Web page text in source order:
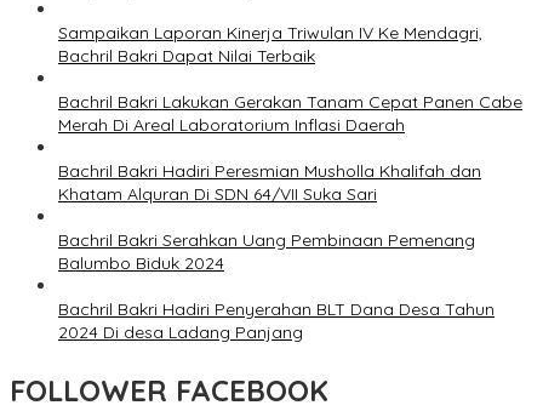
Sampaikan Laporan Kinerja Triwulan IV Ke Mendagri,
Bachril Bakri Dapat Nilai Terbaik
Bachril Bakri Lakukan Gerakan Tanam Cepat Panen Cabe
Merah Di Areal Laboratorium Inflasi Daerah
Bachril Bakri Hadiri Peresmian Musholla Khalifah dan
Khatam Alquran Di SDN 64/VII Suka Sari
Bachril Bakri Serahkan Uang Pembinaan Pemenang
Balumbo Biduk 2024
Bachril Bakri Hadiri Penyerahan BLT Dana Desa Tahun
2024 Di desa Ladang Panjang
FOLLOWER FACEBOOK